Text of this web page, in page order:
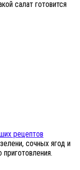
салат готовится
рецептов
сочных ягод и